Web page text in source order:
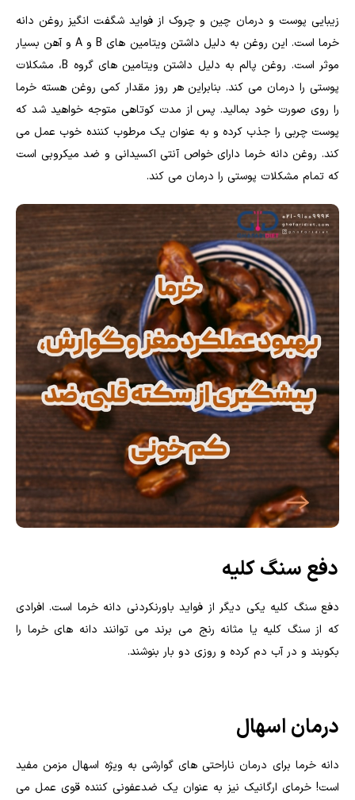
زیبایی پوست و درمان چین و چروک از فواید شگفت انگیز روغن دانه
خرما است. این روغن به دلیل داشتن ویتامین های B و A و آهن بسیار
موثر است. روغن پالم به دلیل داشتن ویتامین های گروه B، مشکلات
پوستی را درمان می کند. بنابراین هر روز مقدار کمی روغن هسته خرما
را روی صورت خود بمالید. پس از مدت کوتاهی متوجه خواهید شد که
پوست چربی را جذب کرده و به عنوان یک مرطوب کننده خوب عمل می
کند. روغن دانه خرما دارای خواص آنتی اکسیدانی و ضد میکروبی است
که تمام مشکلات پوستی را درمان می کند.
دفع سنگ کلیه
دفع سنگ کلیه یکی دیگر از فواید باورنکردنی دانه خرما است. افرادی
که از سنگ کلیه یا مثانه رنج می برند می توانند دانه های خرما را
بکوبند و در آب دم کرده و روزی دو بار بنوشند.
درمان اسهال
دانه خرما برای درمان ناراحتی های گوارشی به ویژه اسهال مزمن مفید
است! خرمای ارگانیک نیز به عنوان یک ضدعفونی کننده قوی عمل می